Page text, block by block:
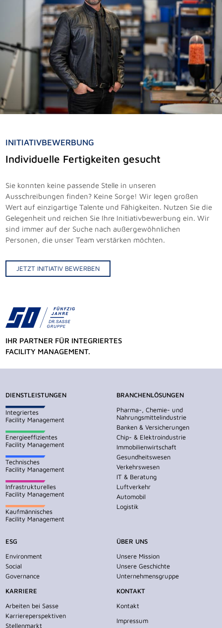
INITIATIVBEWERBUNG
Individuelle Fertigkeiten gesucht
Sie konnten keine passende Stelle in unseren
Ausschreibungen finden? Keine Sorge! Wir legen großen
Wert auf einzigartige Talente und Fähigkeiten. Nutzen Sie die
Gelegenheit und reichen Sie Ihre Initiativbewerbung ein. Wir
sind immer auf der Suche nach außergewöhnlichen
Personen, die unser Team verstärken möchten.
JETZT INITIATIV BEWERBEN
IHR PARTNER FÜR INTEGRIERTES
FACILITY MANAGEMENT.
DIENSTLEISTUNGEN
Integriertes
Facility Management
Energieeffizientes
Facility Management
Technisches
Facility Management
Infrastrukturelles
Facility Management
Kaufmännisches
Facility Management
BRANCHENLÖSUNGEN
Pharma-, Chemie- und
Nahrungsmittelindustrie
Banken & Versicherungen
Chip- & Elektroindustrie
Immobilienwirtschaft
Gesundheitswesen
Verkehrswesen
IT & Beratung
Luftverkehr
Automobil
Logistik
ESG
Environment
Social
Governance
KARRIERE
Arbeiten bei Sasse
Karriereperspektiven
Stellenmarkt
ÜBER UNS
Unsere Mission
Unsere Geschichte
Unternehmensgruppe
KONTAKT
Kontakt
Impressum